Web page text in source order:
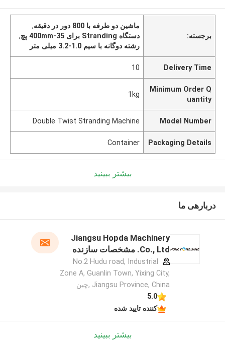
برجسته:
ماشین دو طرفه با 800 دور در دقیقه
,
دستگاه Stranding برای 35-400mm پچ
,
رشته دوگانه با سیم 1.0-3.2 میلی متر
Delivery Time
10
Minimum Order Q
uantity
1kg
Model Number
Double Twist Stranding Machine
Packaging Details
Container
بیشتر ببینید
دربارهی ما
Jiangsu Hopda Machinery
Co., Ltd. مشخصات سازنده
No.2 Hudu road, Industrial
Zone A, Guanlin Town, Yixing City,
Jiangsu Province, China ,چین
5.0
کننده تایید شده
بیشتر ببینید